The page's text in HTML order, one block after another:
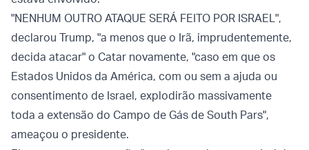
"NENHUM OUTRO ATAQUE SERÁ FEITO POR ISRAEL",
declarou Trump, "a menos que o Irã, imprudentemente,
decida atacar" o Catar novamente, "caso em que os
Estados Unidos da América, com ou sem a ajuda ou
consentimento de Israel, explodirão massivamente
toda a extensão do Campo de Gás de South Pars",
ameaçou o presidente.